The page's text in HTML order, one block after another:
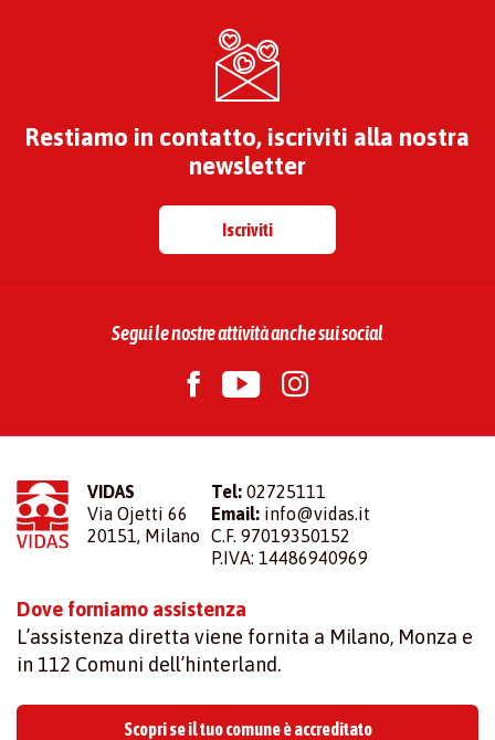
Restiamo in contatto, iscriviti alla nostra
newsletter
Iscriviti
Segui le nostre attività anche sui social
VIDAS
Via Ojetti 66
20151, Milano
Tel: 02725111
Email: info@vidas.it
C.F. 97019350152
P.IVA: 14486940969
Dove forniamo assistenza
L’assistenza diretta viene fornita a Milano, Monza e
in 112 Comuni dell’hinterland.
Scopri se il tuo comune è accreditato